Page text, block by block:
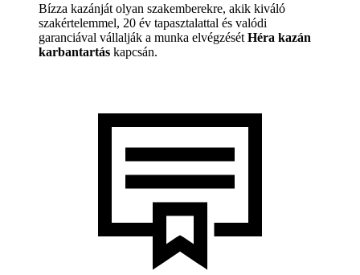
Bízza kazánját olyan szakemberekre, akik kiváló
szakértelemmel, 20 év tapasztalattal és valódi
garanciával vállalják a munka elvégzését Héra kazán
karbantartás kapcsán.